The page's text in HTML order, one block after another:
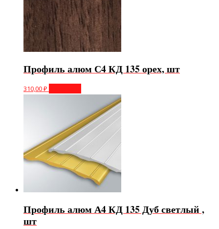
Профиль алюм С4 КД 135 орех, шт
310,00₽
Профиль алюм А4 КД 135 Дуб светлый ,
шт